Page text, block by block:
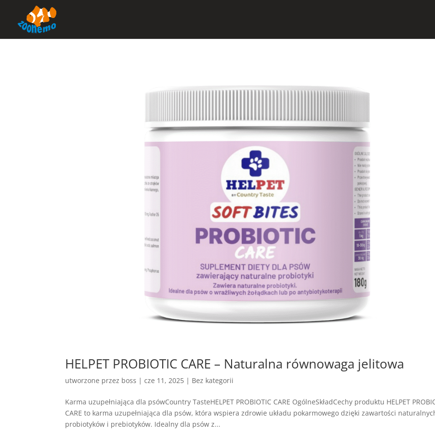
HELPET PROBIOTIC CARE – Naturalna równowaga jelitowa
utworzone przez boss |cze 11, 2025 | Bez kategorii
Karma uzupełniająca dla psówCountry TasteHELPET PROBIOTIC CARE OgólneSkładCechy produktu HELPET
CARE to karma uzupełniająca dla psów, która wspiera zdrowie układu pokarmowego dzięki zawartości
probiotyków i prebiotyków. Idealny dla psów z...